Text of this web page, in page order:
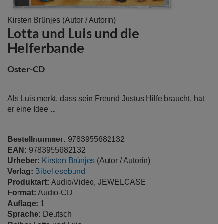
Kirsten Brünjes (Autor / Autorin)
Lotta und Luis und die
Helferbande
Oster-CD
Als Luis merkt, dass sein Freund Justus Hilfe braucht, hat
er eine Idee ...
Bestellnummer: 9783955682132
EAN: 9783955682132
Urheber: Kirsten Brünjes (Autor / Autorin)
Verlag: Bibellesebund
Produktart: Audio/Video, JEWELCASE
Format: Audio-CD
Auflage: 1
Sprache: Deutsch
Zum
Anfang
der
Bildergalerie